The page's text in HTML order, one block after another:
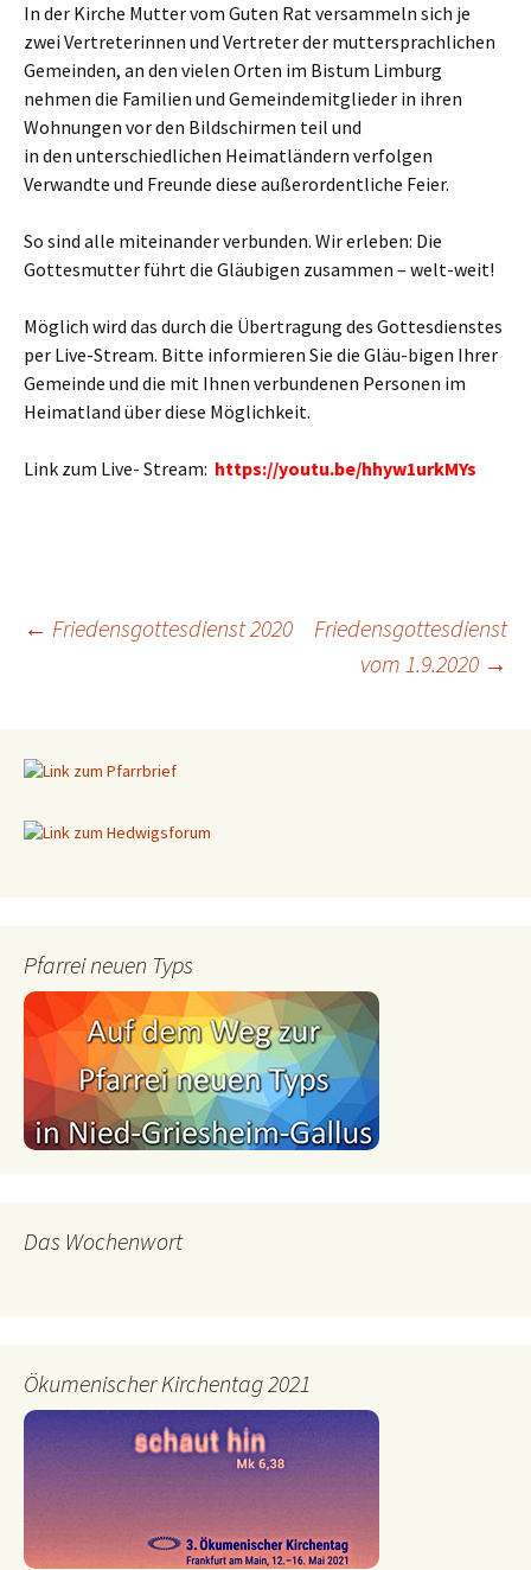
In der Kirche Mutter vom Guten Rat versammeln sich je
zwei Vertreterinnen und Vertreter der muttersprachlichen
Gemeinden, an den vielen Orten im Bistum Limburg
nehmen die Familien und Gemeindemitglieder in ihren
Wohnungen vor den Bildschirmen teil und
in den unterschiedlichen Heimatländern verfolgen
Verwandte und Freunde diese außerordentliche Feier.
So sind alle miteinander verbunden. Wir erleben: Die
Gottesmutter führt die Gläubigen zusammen – welt-weit!
Möglich wird das durch die Übertragung des Gottesdienstes
per Live-Stream. Bitte informieren Sie die Gläu-bigen Ihrer
Gemeinde und die mit Ihnen verbundenen Personen im
Heimatland über diese Möglichkeit.
Link zum Live- Stream: https://youtu.be/hhyw1urkMYs
Beitragsnavigation
← Friedensgottesdienst 2020
Friedensgottesdienst
vom 1.9.2020 →
Pfarrei neuen Typs
Das Wochenwort
Ökumenischer Kirchentag 2021